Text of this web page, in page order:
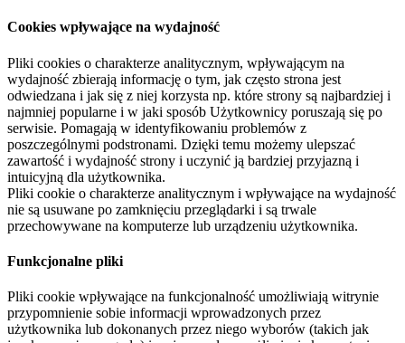
Cookies wpływające na wydajność
Pliki cookies o charakterze analitycznym, wpływającym na
wydajność zbierają informację o tym, jak często strona jest
odwiedzana i jak się z niej korzysta np. które strony są najbardziej i
najmniej popularne i w jaki sposób Użytkownicy poruszają się po
serwisie. Pomagają w identyfikowaniu problemów z
poszczególnymi podstronami. Dzięki temu możemy ulepszać
zawartość i wydajność strony i uczynić ją bardziej przyjazną i
intuicyjną dla użytkownika.
Pliki cookie o charakterze analitycznym i wpływające na wydajność
nie są usuwane po zamknięciu przeglądarki i są trwale
przechowywane na komputerze lub urządzeniu użytkownika.
Funkcjonalne pliki
Pliki cookie wpływające na funkcjonalność umożliwiają witrynie
przypomnienie sobie informacji wprowadzonych przez
użytkownika lub dokonanych przez niego wyborów (takich jak